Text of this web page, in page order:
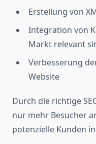
Erstellung von
Integration von
Markt relevant
Verbesserung
Website
Durch die richtige
nur mehr Besucher
potenzielle Kunden